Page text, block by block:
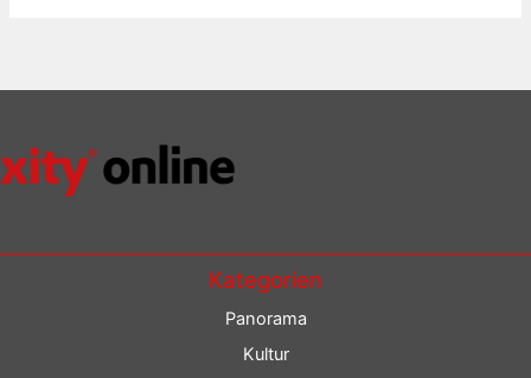
Kategorien
Panorama
Kultur